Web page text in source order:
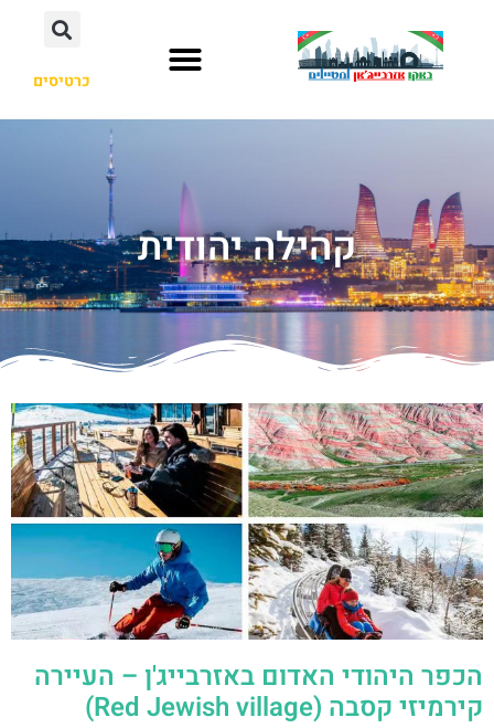
כרטיסים
קהילה יהודית
הכפר היהודי האדום באזרבייג'ן – העיירה
קירמיזי קסבה (Red Jewish village)